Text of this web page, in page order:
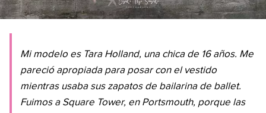
Mi modelo es Tara Holland, una chica de 16 años. Me
pareció apropiada para posar con el vestido
mientras usaba sus zapatos de bailarina de ballet.
Fuimos a Square Tower, en Portsmouth, porque las